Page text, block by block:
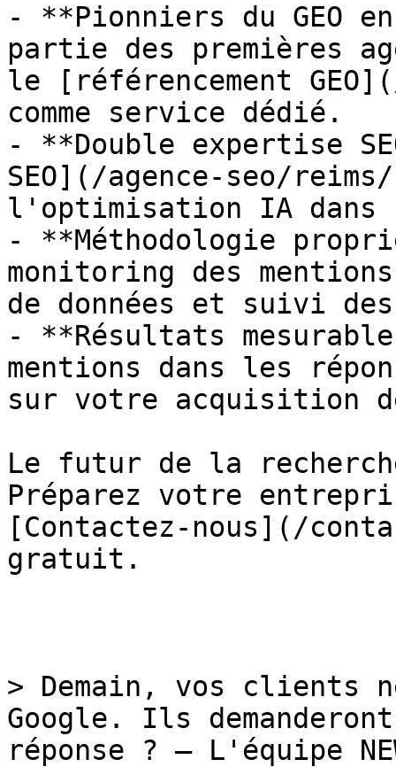
- **Pionniers du GEO
partie des premières
le [référencement
comme service dédié.
- **Double expertise
SEO](/agence-seo/
l'optimisation IA dans
- **Méthodologie
monitoring des
de données et suivi
- **Résultats
mentions dans les
sur votre acquisition
Le futur de la
Préparez votre
[Contactez-nous](/
gratuit.
> Demain, vos clients
Google. Ils
réponse ? — L'équipe